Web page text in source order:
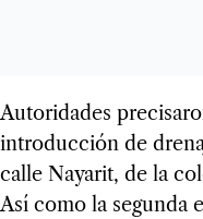
Autoridades
introducción de
calle Nayarit, de la
Así como la segunda